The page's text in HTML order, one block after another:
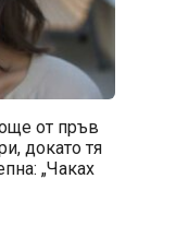
от пръв
докато тя
„Чаках